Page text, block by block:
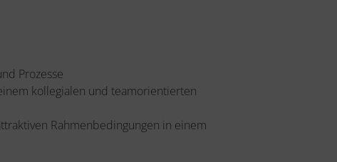
Prozesse
kollegialen und teamorientierten
Rahmenbedingungen in einem